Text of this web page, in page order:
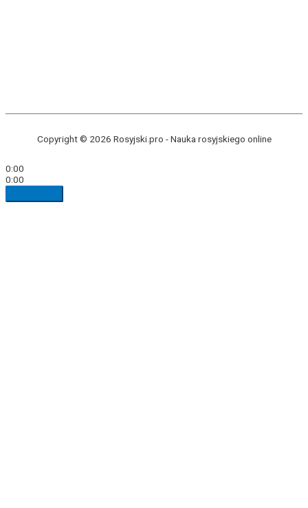
Copyright © 2026 Rosyjski.pro -Nauka rosyjskiego online
0:00
0:00